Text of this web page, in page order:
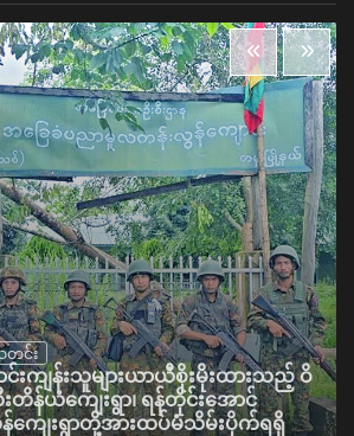
င်း
းကျန်းသူများယာယီစိုးမိုးထားသည့် ဝိ
တိန်ယံကျေးရွာ၊ ရန်တိုင်းအောင်
ကျေးရွာတို့အားထပ်မံသိမ်းပိုက်ရရှိ